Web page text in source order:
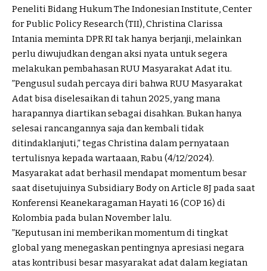
Peneliti Bidang Hukum The Indonesian Institute, Center
for Public Policy Research (TII), Christina Clarissa
Intania meminta DPR RI tak hanya berjanji, melainkan
perlu diwujudkan dengan aksi nyata untuk segera
melakukan pembahasan RUU Masyarakat Adat itu.
”Pengusul sudah percaya diri bahwa RUU Masyarakat
Adat bisa diselesaikan di tahun 2025, yang mana
harapannya diartikan sebagai disahkan. Bukan hanya
selesai rancangannya saja dan kembali tidak
ditindaklanjuti,” tegas Christina dalam pernyataan
tertulisnya kepada wartaaan, Rabu (4/12/2024).
Masyarakat adat berhasil mendapat momentum besar
saat disetujuinya Subsidiary Body on Article 8J pada saat
Konferensi Keanekaragaman Hayati 16 (COP 16) di
Kolombia pada bulan November lalu.
”Keputusan ini memberikan momentum di tingkat
global yang menegaskan pentingnya apresiasi negara
atas kontribusi besar masyarakat adat dalam kegiatan